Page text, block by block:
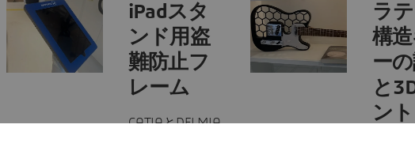
iPadスタ
ンド用盗
難防止フ
レーム
CATIAとDELMIA
ラ
構
ー
と
ント